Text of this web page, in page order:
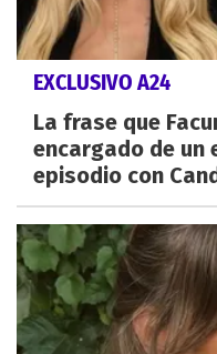
EXCLUSIVO A24
La frase que
encargado de un
episodio con